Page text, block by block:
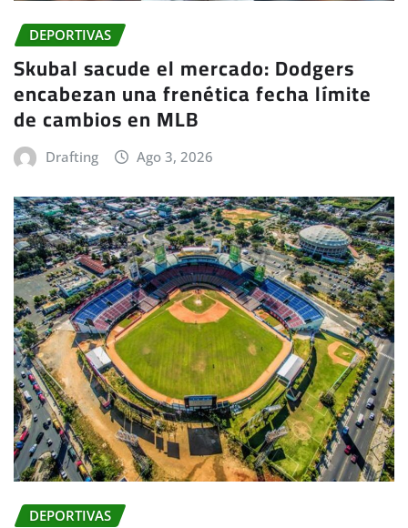
DEPORTIVAS
Skubal sacude el mercado: Dodgers
encabezan una frenética fecha límite
de cambios en MLB
Drafting Ago 3, 2026
DEPORTIVAS